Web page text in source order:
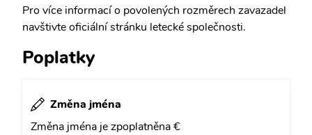
Pro více informací o povolených rozměrech zavazadel
navštivte oficiální stránku letecké společnosti.
Poplatky
Změna jména
Změna jména je zpoplatněna €